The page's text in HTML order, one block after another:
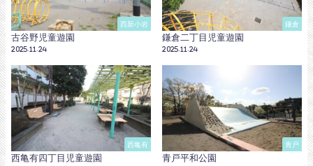
西新小岩
古谷野児童遊園
2025.11.24
鎌倉
鎌倉二丁目児童遊園
2025.11.24
西亀有
西亀有四丁目児童遊園
青戸
青戸平和公園